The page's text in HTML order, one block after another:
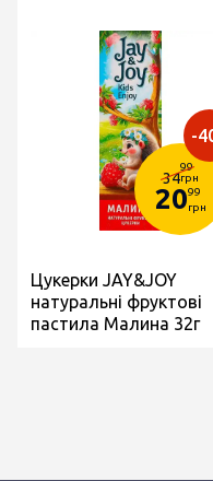
34
99
грн
2099
грн
-
Цукерки JAY&JOY
натуральні фруктові
пастила Малина 32г